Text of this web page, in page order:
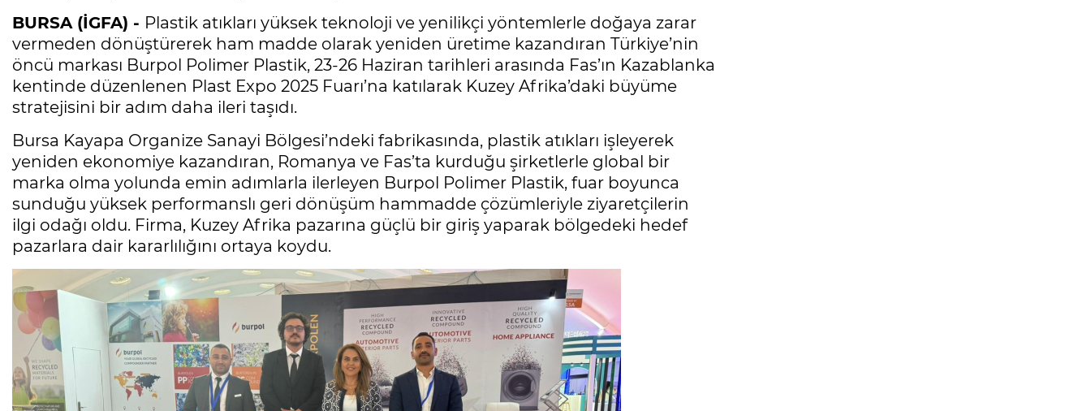
BURSA (İGFA) - Plastik atıkları yüksek teknoloji ve yenilikçi yöntemlerle doğaya zarar
vermeden dönüştürerek ham madde olarak yeniden üretime kazandıran Türkiye’nin
öncü markası Burpol Polimer Plastik, 23-26 Haziran tarihleri arasında Fas’ın Kazablanka
kentinde düzenlenen Plast Expo 2025 Fuarı’na katılarak Kuzey Afrika’daki büyüme
stratejisini bir adım daha ileri taşıdı.
Bursa Kayapa Organize Sanayi Bölgesi’ndeki fabrikasında, plastik atıkları işleyerek
yeniden ekonomiye kazandıran, Romanya ve Fas’ta kurduğu şirketlerle global bir
marka olma yolunda emin adımlarla ilerleyen Burpol Polimer Plastik, fuar boyunca
sunduğu yüksek performanslı geri dönüşüm hammadde çözümleriyle ziyaretçilerin
ilgi odağı oldu. Firma, Kuzey Afrika pazarına güçlü bir giriş yaparak bölgedeki hedef
pazarlara dair kararlılığını ortaya koydu.